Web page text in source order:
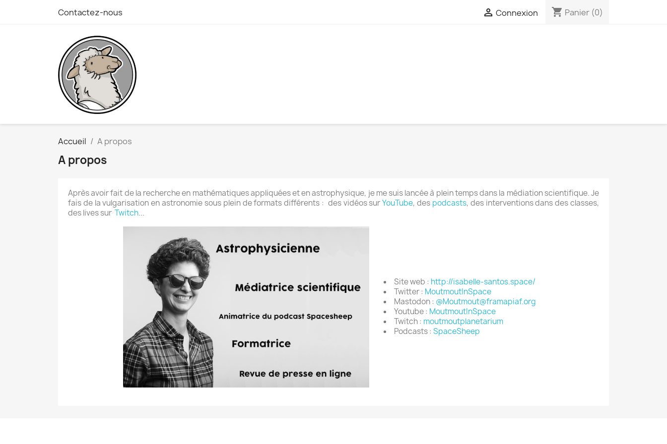
Contactez-nous  Connexion shopping_cart Panier (0)
Accueil A propos
A propos
Après avoir fait de la recherche en mathématiques appliquées et en astrophysique, je me suis lancée à plein temps dans la médiation scientifique. Je
fais de la vulgarisation en astronomie sous plein de formats différents : des vidéos surYouTube, des podcasts, des interventions dans des classes,
des lives sur Twitch...
Site web : http://isabelle-santos.space/
Twitter : MoutmoutInSpace
Mastodon : @Moutmout@framapiaf.org
Youtube : MoutmoutInSpace
Twitch : moutmoutplanetarium
Podcasts : SpaceSheep